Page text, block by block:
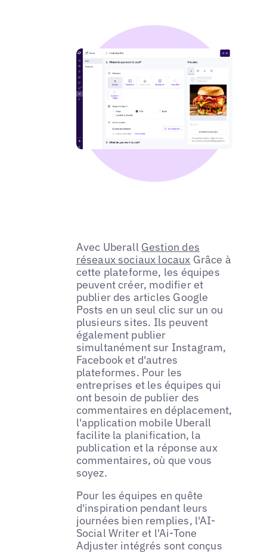
Avec Uberall Gestion des
réseaux sociaux locaux Grâce à
cette plateforme, les équipes
peuvent créer, modifier et
publier des articles Google
Posts en un seul clic sur un ou
plusieurs sites. Ils peuvent
également publier
simultanément sur Instagram,
Facebook et d'autres
plateformes. Pour les
entreprises et les équipes qui
ont besoin de publier des
commentaires en déplacement,
l'application mobile Uberall
facilite la planification, la
publication et la réponse aux
commentaires, où que vous
soyez.
Pour les équipes en quête
d'inspiration pendant leurs
journées bien remplies, l'AI-
Social Writer et l'Ai-Tone
Adjuster intégrés sont conçus